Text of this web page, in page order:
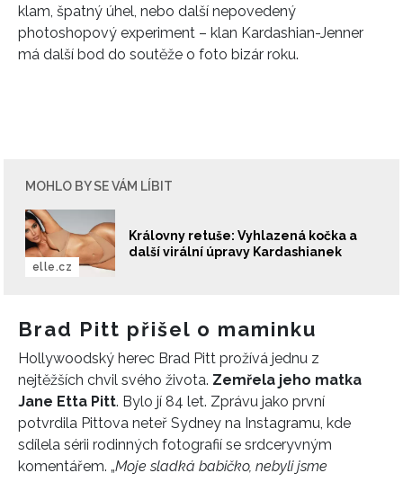
klam, špatný úhel, nebo další nepovedený
photoshopový experiment – klan Kardashian-Jenner
má další bod do soutěže o foto bizár roku.
MOHLO BY SE VÁM LÍBIT
Královny retuše: Vyhlazená kočka a
další virální úpravy Kardashianek
elle.cz
Brad Pitt přišel o maminku
Hollywoodský herec Brad Pitt prožívá jednu z
nejtěžších chvil svého života. Zemřela jeho matka
Jane Etta Pitt. Bylo jí 84 let. Zprávu jako první
potvrdila Pittova neteř Sydney na Instagramu, kde
sdílela sérii rodinných fotografií se srdceryvným
komentářem. „Moje sladká babičko, nebyli jsme